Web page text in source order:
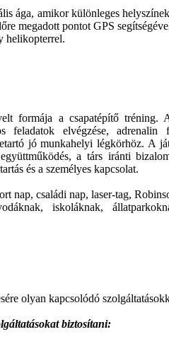
ága, amikor különleges
megadott pontot GPS
helikopterrel.
formája a csapatépítő tréning.
feladatok elvégzése,
jó munkahelyi légkörhöz. A
a társ iránti
és a személyes kapcsolat.
nap, családi nap, laser-tag,
iskoláknak,
olyan kapcsolódó
biztosítani: